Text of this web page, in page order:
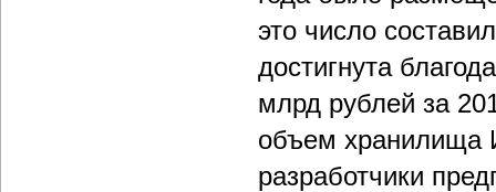
это число
достигнута
млрд рублей за
объем хранилища
разработчики